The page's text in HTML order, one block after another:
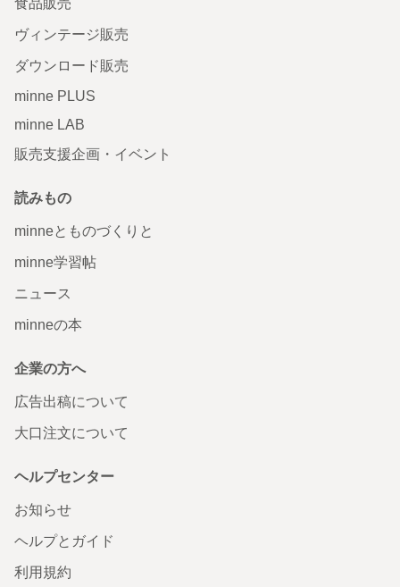
ヴィンテージ販売
ダウンロード販売
minne PLUS
minne LAB
販売支援企画・イベント
読みもの
minneとものづくりと
minne学習帖
ニュース
minneの本
企業の方へ
広告出稿について
大口注文について
ヘルプセンター
お知らせ
ヘルプとガイド
利用規約